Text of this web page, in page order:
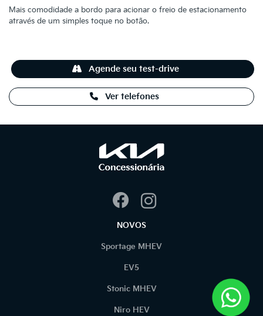
Mais comodidade a bordo para acionar o freio de estacionamento
através de um simples toque no botão.
Ver telefones
Agende seu test-drive
NOVOS
Sportage MHEV
EV5
Stonic MHEV
Niro HEV